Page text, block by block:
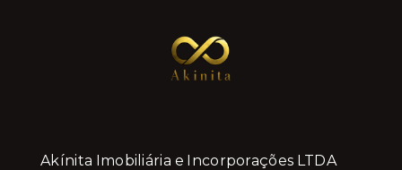
Akínita Imobiliária e Incorporações LTDA